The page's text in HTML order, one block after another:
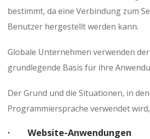
bestimmt, da eine Verbindung zum
Benutzer hergestellt werden kann.
Globale Unternehmen verwenden
grundlegende Basis für ihre
Der Grund und die Situationen, in
Programmiersprache verwendet
· Website-Anwendungen